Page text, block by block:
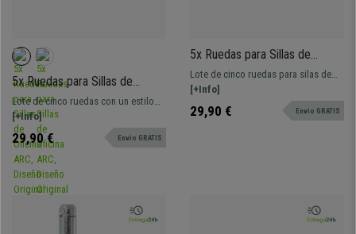
5x Ruedas para Sillas de
Oficina ARC, Diseño Original y
Contemporaneo, en Color Azul
Lote de cinco ruedas con un estilo
único, arrebatador y juvenil. Estas
ruedas serán un toque estético
añadido a tu silla de oficina, no
pasarán desapercibidas.
[+Info]
29,90 € Envio GRATIS
5x Ruedas para Sillas de
Oficina EVOX, Diseño Sobrio y
Atemporal, en Color Gris
Lote de cinco ruedas para silas de
oficina, en tonos claros, ideales para
sillas blancas, beige o grises.
[+Info]
29,90 € Envio GRATIS